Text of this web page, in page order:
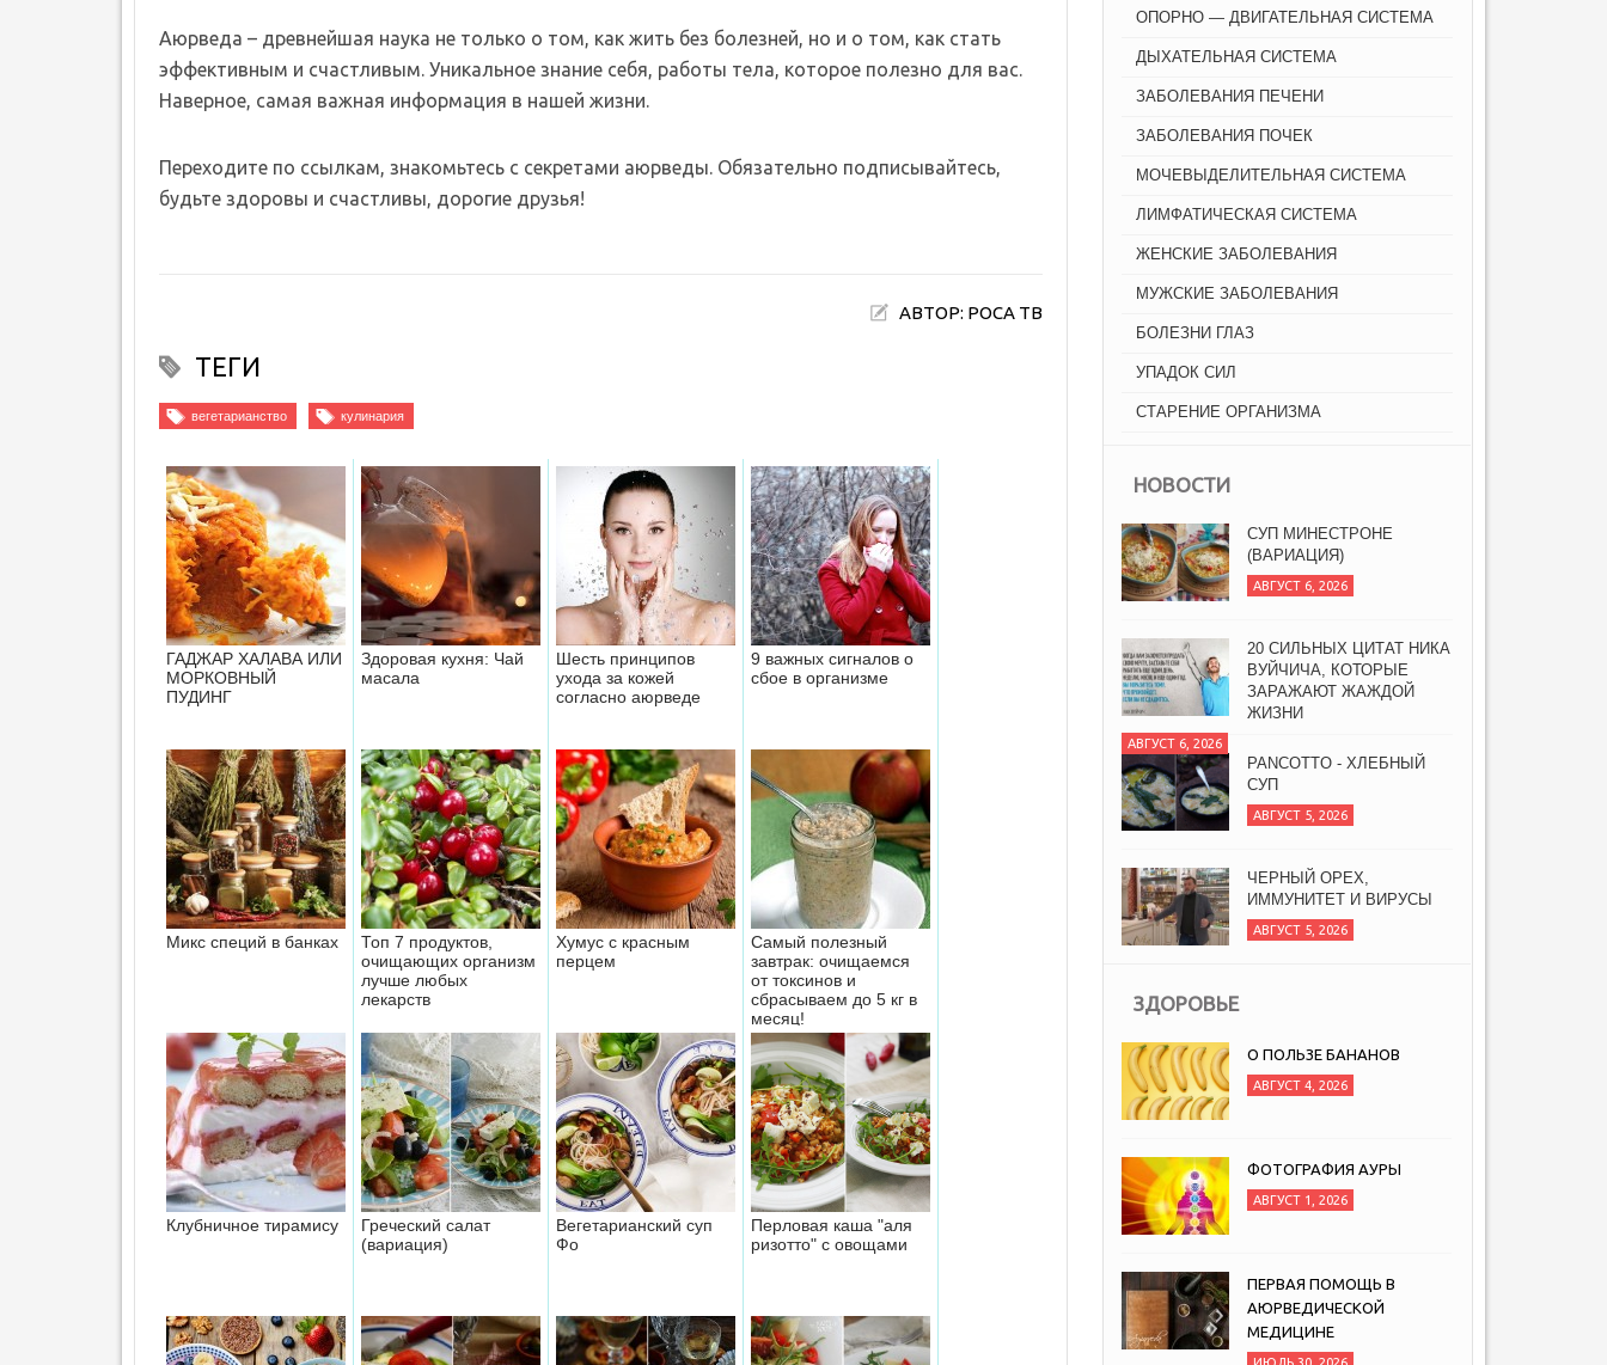
Аюрведа – древнейшая наука не только о том, как жить без болезней, но и о том, как стать
эффективным и счастливым. Уникальное знание себя, работы тела, которое полезно для вас.
Наверное, самая важная информация в нашей жизни.
Переходите по ссылкам, знакомьтесь с секретами аюрведы. Обязательно подписывайтесь,
будьте здоровы и счастливы, дорогие друзья!
АВТОР: РОСА ТВ
ТЕГИ
вегетарианство кулинария
ГАДЖАР ХАЛАВА ИЛИ
МОРКОВНЫЙ
ПУДИНГ
Здоровая кухня: Чай
масала
Шесть принципов
ухода за кожей
согласно аюрведе
9 важных сигналов о
сбое в организме
Микс специй в банках
Топ 7 продуктов,
очищающих организм
лучше любых
лекарств
Хумус с красным
перцем
Самый полезный
завтрак: очищаемся
от токсинов и
сбрасываем до 5 кг в
месяц!
Клубничное тирамису
Греческий салат
(вариация)
Вегетарианский суп
Фо
Перловая каша "аля
ризотто" с овощами
ОПОРНО — ДВИГАТЕЛЬНАЯ СИСТЕМА
ДЫХАТЕЛЬНАЯ СИСТЕМА
ЗАБОЛЕВАНИЯ ПЕЧЕНИ
ЗАБОЛЕВАНИЯ ПОЧЕК
МОЧЕВЫДЕЛИТЕЛЬНАЯ СИСТЕМА
ЛИМФАТИЧЕСКАЯ СИСТЕМА
ЖЕНСКИЕ ЗАБОЛЕВАНИЯ
МУЖСКИЕ ЗАБОЛЕВАНИЯ
БОЛЕЗНИ ГЛАЗ
УПАДОК СИЛ
СТАРЕНИЕ ОРГАНИЗМА
НОВОСТИ
СУП МИНЕСТРОНЕ
(ВАРИАЦИЯ)
АВГУСТ 6, 2026
20 СИЛЬНЫХ ЦИТАТ НИКА
ВУЙЧИЧА, КОТОРЫЕ
ЗАРАЖАЮТ ЖАЖДОЙ
ЖИЗНИ
АВГУСТ 6, 2026
PANCOTTO - ХЛЕБНЫЙ
СУП
АВГУСТ 5, 2026
ЧЕРНЫЙ ОРЕХ,
ИММУНИТЕТ И ВИРУСЫ
АВГУСТ 5, 2026
ЗДОРОВЬЕ
О ПОЛЬЗЕ БАНАНОВ
АВГУСТ 4, 2026
ФОТОГРАФИЯ АУРЫ
АВГУСТ 1, 2026
ПЕРВАЯ ПОМОЩЬ В
АЮРВЕДИЧЕСКОЙ
МЕДИЦИНЕ